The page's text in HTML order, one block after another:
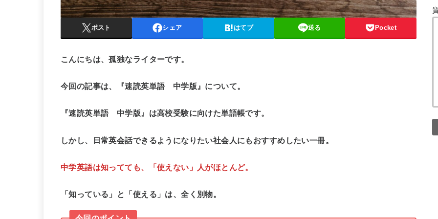
ポスト シェア はてブ 送る Pocket
こんにちは、孤独なライターです。
今回の記事は、『速読英単語 中学版』について。
『速読英単語 中学版』は高校受験に向けた単語帳です。
しかし、日常英会話できるようになりたい社会人にもおすすめしたい一冊。
中学英語は知ってても、「使えない」人がほとんど。
「知っている」と「使える」は、全く別物。